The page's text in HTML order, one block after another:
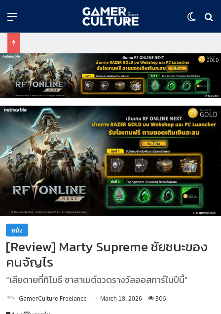
Menu
หนัง
[Review] Marty Supreme ชัยชนะของ
คนจัญไร
“เสียดายที่ทิโมธี ชาลาเมต์ฉวดรางวัลออสการ์ในปีนี้”
GamerCulture Freelance March 18, 2026
306